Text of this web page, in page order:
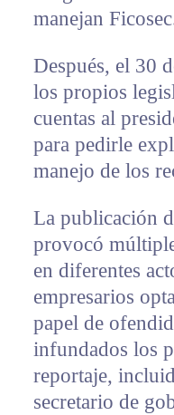
manejan
Después, el 30
los propios
cuentas al
para pedirle
manejo de los
La publicación
provocó
en diferentes
empresarios
papel de
infundados los
reportaje,
secretario de